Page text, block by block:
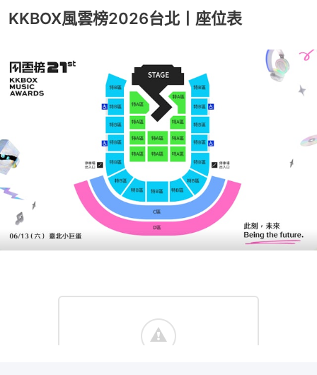
KKBOX風雲榜2026台北丨座位表